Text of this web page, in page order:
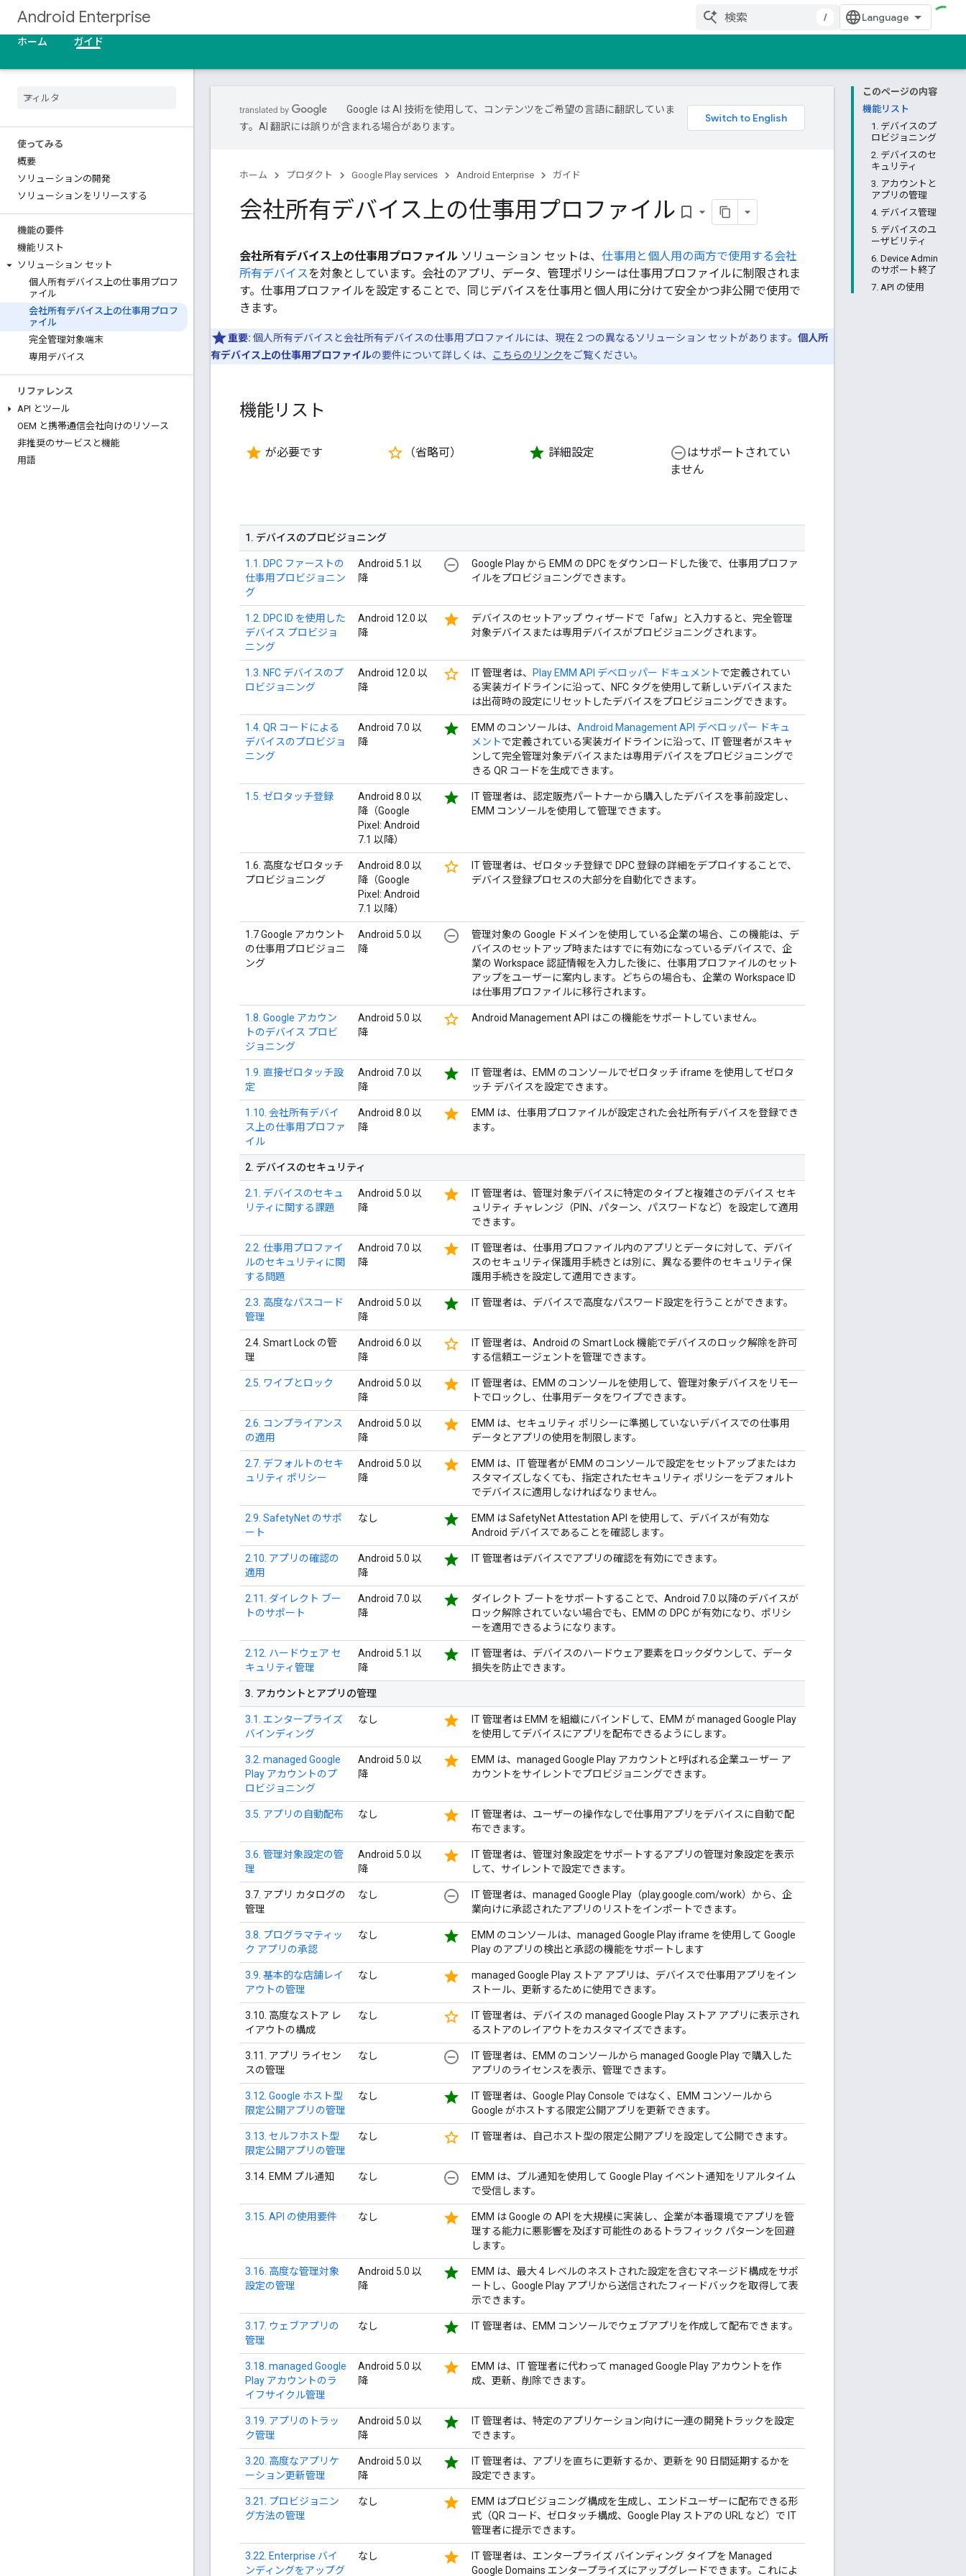
Android Enterprise
/
ホーム
ガイド
使ってみる
概要
ソリューションの開発
ソリューションをリリースする
機能の要件
機能リスト
ソリューション セット
個人所有デバイス上の仕事用プロフ
ァイル
会社所有デバイス上の仕事用プロフ
ァイル
完全管理対象端末
専用デバイス
リファレンス
API とツール
OEM と携帯通信会社向けのリソース
非推奨のサービスと機能
用語
このページの内容
機能リスト
1. デバイスのプ
ロビジョニング
2. デバイスのセ
キュリティ
3. アカウントと
アプリの管理
4. デバイス管理
5. デバイスのユ
ーザビリティ
6. Device Admin
のサポート終了
7. API の使用
Google は AI 技術を使用して、コンテンツをご希望の言語に翻訳していま
す。AI 翻訳には誤りが含まれる場合があります。
ホーム プロダクト Google Play services Android Enterprise ガイド
会社所有デバイス上の仕事用プロファイル bookmark_border
会社所有デバイス上の仕事用プロファイル ソリューション セットは、 仕事用と個人用の両方で使用する会社
所有デバイスを対象としています。会社のアプリ、データ、管理ポリシーは仕事用プロファイルに制限されま
す。仕事用プロファイルを設定することで、同じデバイスを仕事用と個人用に分けて安全かつ非公開で使用で
きます。
重要: 個人所有デバイスと会社所有デバイスの仕事用プロファイルには、現在 2 つの異なるソリューション セットがあります。 個人所
有デバイス上の仕事用プロファイルの要件について詳しくは、 こちらのリンクをご覧ください。
機能リスト
star が必要です star_border （省略可） star 詳細設定 remove_circle_outlineはサポートされてい
ません
1 . デバイスのプロビジョニング
1.1. DPC ファーストの
仕事用プロビジョニン
グ
Android 5.1 以
降
remove_circle_outline
Google Play から EMM の DPC をダウンロードした後で、仕事用プロファ
イルをプロビジョニングできます。
1.2. DPC ID を使用した
デバイス プロビジョ
ニング
Android 12.0 以
降
star
デバイスのセットアップ ウィザードで「afw」と入力すると、完全管理
対象デバイスまたは専用デバイスがプロビジョニングされます。
1.3. NFC デバイスのプ
ロビジョニング
Android 12.0 以
降
star_border IT 管理者は、 Play EMM API デベロッパー ドキュメントで定義されてい
る実装ガイドラインに沿って、NFC タグを使用して新しいデバイスまた
は出荷時の設定にリセットしたデバイスをプロビジョニングできます。
1.4. QR コードによる
デバイスのプロビジョ
ニング
Android 7.0 以
降
star EMM のコンソールは、 Android Management API デベロッパー ドキュ
メントで定義されている実装ガイドラインに沿って、IT 管理者がスキャ
ンして完全管理対象デバイスまたは専用デバイスをプロビジョニングで
きる QR コードを生成できます。
1.5. ゼロタッチ登録
Android 8.0 以
降（Google
Pixel: Android
7.1 以降）
star
IT 管理者は、認定販売パートナーから購入したデバイスを事前設定し、
EMM コンソールを使用して管理できます。
1.6. 高度なゼロタッチ
プロビジョニング
Android 8.0 以
降（Google
Pixel: Android
7.1 以降）
star_border
IT 管理者は、ゼロタッチ登録で DPC 登録の詳細をデプロイすることで、
デバイス登録プロセスの大部分を自動化できます。
1.7 Google アカウント
の仕事用プロビジョニ
ング
Android 5.0 以
降
remove_circle_outline
管理対象の Google ドメインを使用している企業の場合、この機能は、デ
バイスのセットアップ時またはすでに有効になっているデバイスで、企
業の Workspace 認証情報を入力した後に、仕事用プロファイルのセット
アップをユーザーに案内します。どちらの場合も、企業の Workspace ID
は仕事用プロファイルに移行されます。
1.8. Google アカウン
トのデバイス プロビ
ジョニング
Android 5.0 以
降
star_border Android Management API はこの機能をサポートしていません。
1.9. 直接ゼロタッチ設
定
Android 7.0 以
降
star
IT 管理者は、EMM のコンソールでゼロタッチ iframe を使用してゼロタ
ッチ デバイスを設定できます。
1.10. 会社所有デバイ
ス上の仕事用プロファ
イル
Android 8.0 以
降
star
EMM は、仕事用プロファイルが設定された会社所有デバイスを登録でき
ます。
2. デバイスのセキュリティ
2.1. デバイスのセキュ
リティに関する課題
Android 5.0 以
降
star
IT 管理者は、管理対象デバイスに特定のタイプと複雑さのデバイス セキ
ュリティ チャレンジ（PIN、パターン、パスワードなど）を設定して適用
できます。
2.2. 仕事用プロファイ
ルのセキュリティに関
する問題
Android 7.0 以
降
star
IT 管理者は、仕事用プロファイル内のアプリとデータに対して、デバイ
スのセキュリティ保護用手続きとは別に、異なる要件のセキュリティ保
護用手続きを設定して適用できます。
2.3. 高度なパスコード
管理
Android 5.0 以
降
star IT 管理者は、デバイスで高度なパスワード設定を行うことができます。
2.4. Smart Lock の管
理
Android 6.0 以
降
star_border
IT 管理者は、Android の Smart Lock 機能でデバイスのロック解除を許可
する信頼エージェントを管理できます。
2.5. ワイプとロック
Android 5.0 以
降
star
IT 管理者は、EMM のコンソールを使用して、管理対象デバイスをリモー
トでロックし、仕事用データをワイプできます。
2.6. コンプライアンス
の適用
Android 5.0 以
降
star
EMM は、セキュリティ ポリシーに準拠していないデバイスでの仕事用
データとアプリの使用を制限します。
2.7. デフォルトのセキ
ュリティ ポリシー
Android 5.0 以
降
star
EMM は、IT 管理者が EMM のコンソールで設定をセットアップまたはカ
スタマイズしなくても、指定されたセキュリティ ポリシーをデフォルト
でデバイスに適用しなければなりません。
2.9. SafetyNet のサポ
ート
なし star
EMM は SafetyNet Attestation API を使用して、デバイスが有効な
Android デバイスであることを確認します。
2.10. アプリの確認の
適用
Android 5.0 以
降
star IT 管理者はデバイスでアプリの確認を有効にできます。
2.11. ダイレクト ブー
トのサポート
Android 7.0 以
降
star
ダイレクト ブートをサポートすることで、Android 7.0 以降のデバイスが
ロック解除されていない場合でも、EMM の DPC が有効になり、ポリシ
ーを適用できるようになります。
2.12. ハードウェア セ
キュリティ管理
Android 5.1 以
降
star
IT 管理者は、デバイスのハードウェア要素をロックダウンして、データ
損失を防止できます。
3. アカウントとアプリの管理
3.1. エンタープライズ
バインディング
なし star
IT 管理者は EMM を組織にバインドして、EMM が managed Google Play
を使用してデバイスにアプリを配布できるようにします。
3.2. managed Google
Play アカウントのプ
ロビジョニング
Android 5.0 以
降
star
EMM は、managed Google Play アカウントと呼ばれる企業ユーザー ア
カウントをサイレントでプロビジョニングできます。
3.5. アプリの自動配布 なし star
IT 管理者は、ユーザーの操作なしで仕事用アプリをデバイスに自動で配
布できます。
3.6. 管理対象設定の管
理
Android 5.0 以
降
star
IT 管理者は、管理対象設定をサポートするアプリの管理対象設定を表示
して、サイレントで設定できます。
3.7. アプリ カタログの
管理
なし remove_circle_outline
IT 管理者は、managed Google Play（play.google.com/work）から、企
業向けに承認されたアプリのリストをインポートできます。
3.8. プログラマティッ
ク アプリの承認
なし star
EMM のコンソールは、managed Google Play iframe を使用して Google
Play のアプリの検出と承認の機能をサポートします
3.9. 基本的な店舗レイ
アウトの管理
なし star
managed Google Play ストア アプリは、デバイスで仕事用アプリをイン
ストール、更新するために使用できます。
3.10. 高度なストア レ
イアウトの構成
なし star_border
IT 管理者は、デバイスの managed Google Play ストア アプリに表示され
るストアのレイアウトをカスタマイズできます。
3.11. アプリ ライセン
スの管理
なし remove_circle_outline
IT 管理者は、EMM のコンソールから managed Google Play で購入した
アプリのライセンスを表示、管理できます。
3.12. Google ホスト型
限定公開アプリの管理
なし star
IT 管理者は、Google Play Console ではなく、EMM コンソールから
Google がホストする限定公開アプリを更新できます。
3.13. セルフホスト型
限定公開アプリの管理
なし star_border IT 管理者は、自己ホスト型の限定公開アプリを設定して公開できます。
3.14. EMM プル通知 なし remove_circle_outline
EMM は、プル通知を使用して Google Play イベント通知をリアルタイム
で受信します。
3.15. API の使用要件 なし star
EMM は Google の API を大規模に実装し、企業が本番環境でアプリを管
理する能力に悪影響を及ぼす可能性のあるトラフィック パターンを回避
します。
3.16. 高度な管理対象
設定の管理
Android 5.0 以
降
star
EMM は、最大 4 レベルのネストされた設定を含むマネージド構成をサポ
ートし、Google Play アプリから送信されたフィードバックを取得して表
示できます。
3.17. ウェブアプリの
管理
なし star IT 管理者は、EMM コンソールでウェブアプリを作成して配布できます。
3.18. managed Google
Play アカウントのラ
イフサイクル管理
Android 5.0 以
降
star
EMM は、IT 管理者に代わって managed Google Play アカウントを作
成、更新、削除できます。
3.19. アプリのトラッ
ク管理
Android 5.0 以
降
star
IT 管理者は、特定のアプリケーション向けに一連の開発トラックを設定
できます。
3.20. 高度なアプリケ
ーション更新管理
Android 5.0 以
降
star
IT 管理者は、アプリを直ちに更新するか、更新を 90 日間延期するかを
設定できます。
3.21. プロビジョニン
グ方法の管理
なし star
EMM はプロビジョニング構成を生成し、エンドユーザーに配布できる形
式（QR コード、ゼロタッチ構成、Google Play ストアの URL など）で IT
管理者に提示できます。
3.22. Enterprise バイ
ンディングをアップグ
なし star
IT 管理者は、エンタープライズ バインディング タイプを Managed
Google Domains エンタープライズにアップグレードできます。これによ